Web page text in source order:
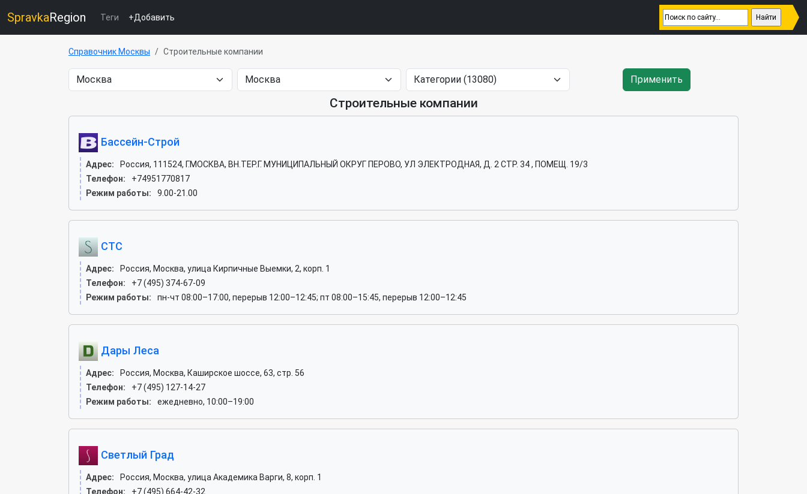
SpravkaRegion Теги +Добавить
Справочник Москвы Строительные компании
Применить
Строительные компании
Бассейн-Строй
Адрес:
Россия, 111524, Г.МОСКВА, ВН.ТЕР.Г. МУНИЦИПАЛЬНЫЙ ОКРУГ ПЕРОВО, УЛ ЭЛЕКТРОДНАЯ, Д. 2 СТР. 34 , ПОМЕЩ. 19/3
Телефон:
+74951770817
Режим работы:
9.00-21.00
СТС
Адрес:
Россия, Москва, улица Кирпичные Выемки, 2, корп. 1
Телефон:
+7 (495) 374-67-09
Режим работы:
пн-чт 08:00–17:00, перерыв 12:00–12:45; пт 08:00–15:45, перерыв 12:00–12:45
Дары Леса
Адрес:
Россия, Москва, Каширское шоссе, 63, стр. 56
Телефон:
+7 (495) 127-14-27
Режим работы:
ежедневно, 10:00–19:00
Светлый Град
Адрес:
Россия, Москва, улица Академика Варги, 8, корп. 1
Телефон:
+7 (495) 664-42-32